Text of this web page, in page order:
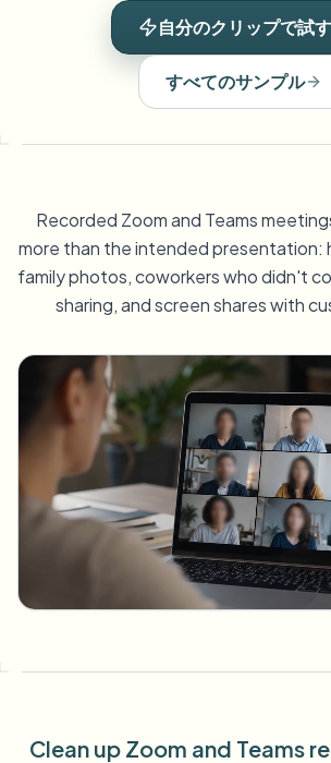
ナンバープレートをぼかす
背景をぼかす
何でもぼかす
スクリーン録画のぼかし
GDPRコンプライアンスぼかし
ゲーム＆配信ぼかし
ナンバープレートをぼかす
何でもぼかす
AI Video Object Remover
顔の匿名化
ボイスアノニマイザー
顔交換 - 画像
複数の動画をまとめて処理
学校・教育
キャンパスカメラ、講義、地区の一括プライバ
メディア・エンターテインメント
試写、リリース、コンプライアンス
店舗・倉庫の映像
医療
クリニックと患者向けビデオガバナンス
一括顔の匿名化
大量バッチ、保持、SLA
一括ナンバープレートぼかし
フリート、ドライブレコーダー、駐車場を大規
高スループットパイプライン
ブログ
ツール
カテゴリ
自分のクリップで試す
すべてのサンプル
Recorded Zoom and Teams
more than the intended presentation:
family photos, coworkers who didn't
sharing, and screen shares with
Clean up Zoom and Teams